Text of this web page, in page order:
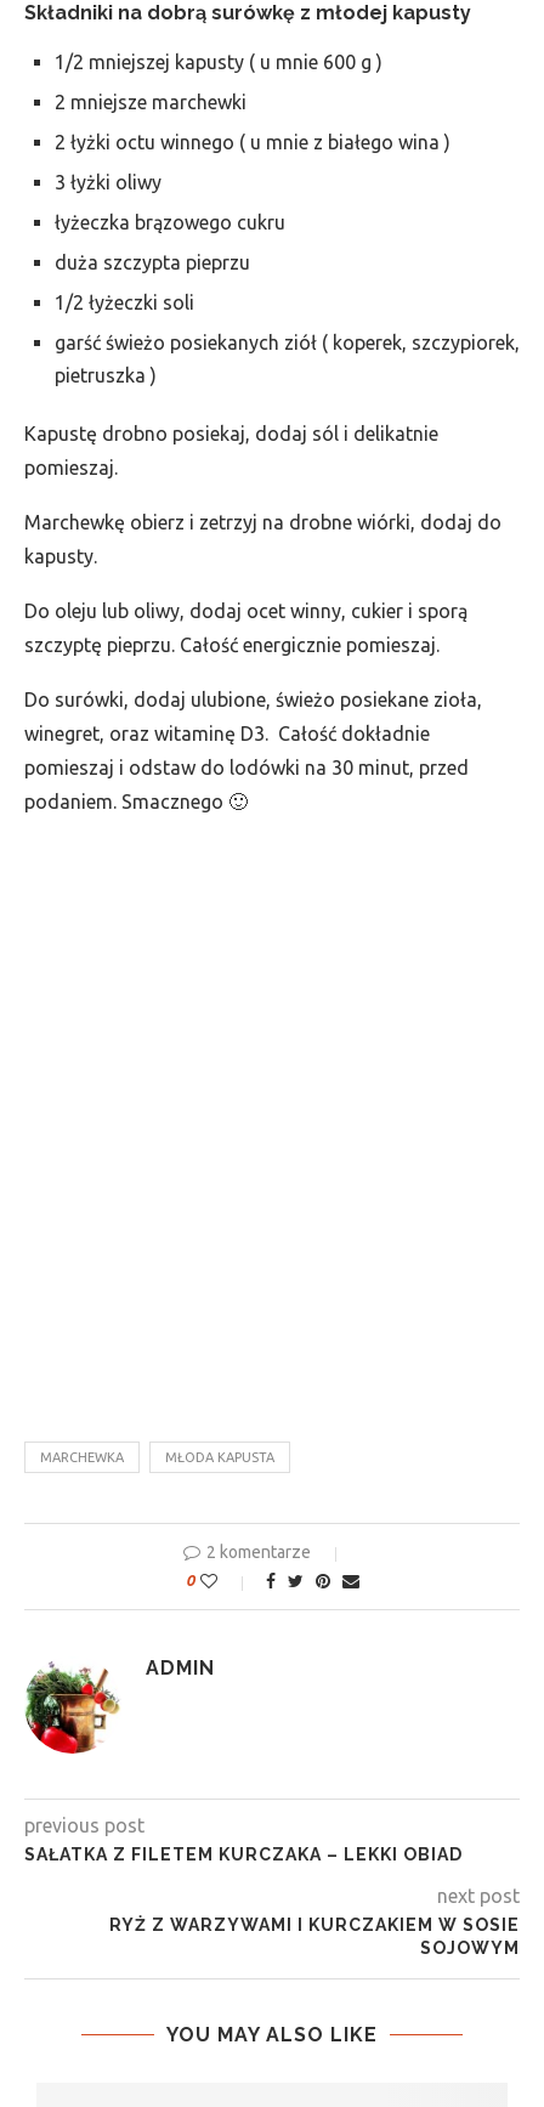
Składniki na dobrą surówkę z młodej kapusty
1/2 mniejszej kapusty ( u mnie 600 g )
2 mniejsze marchewki
2 łyżki octu winnego ( u mnie z białego wina )
3 łyżki oliwy
łyżeczka brązowego cukru
duża szczypta pieprzu
1/2 łyżeczki soli
garść świeżo posiekanych ziół ( koperek, szczypiorek,
pietruszka )
Kapustę drobno posiekaj, dodaj sól i delikatnie
pomieszaj.
Marchewkę obierz i zetrzyj na drobne wiórki, dodaj do
kapusty.
Do oleju lub oliwy, dodaj ocet winny, cukier i sporą
szczyptę pieprzu. Całość energicznie pomieszaj.
Do surówki, dodaj ulubione, świeżo posiekane zioła,
winegret, oraz witaminę D3. Całość dokładnie
pomieszaj i odstaw do lodówki na 30 minut, przed
podaniem. Smacznego 🙂
MARCHEWKA MŁODA KAPUSTA
2 komentarze
0
ADMIN
previous post
SAŁATKA Z FILETEM KURCZAKA – LEKKI OBIAD
next post
RYŻ Z WARZYWAMI I KURCZAKIEM W SOSIE
SOJOWYM
YOU MAY ALSO LIKE